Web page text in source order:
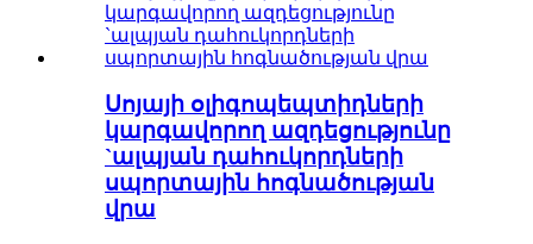
Սոյայի օլիգոպեպտիդների
կարգավորող ազդեցությունը
`ալպյան դահուկորդների
սպորտային հոգնածության
վրա